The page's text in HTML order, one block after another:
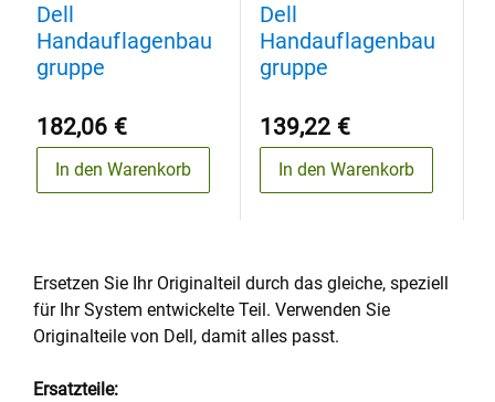
Dell
Handauflagenbau
gruppe
182,06 €
In den Warenkorb
Dell
Handauflagenbau
gruppe
139,22 €
In den Warenkorb
Ersetzen Sie Ihr Originalteil durch das gleiche, speziell
für Ihr System entwickelte Teil. Verwenden Sie
Originalteile von Dell, damit alles passt.
Ersatzteile: